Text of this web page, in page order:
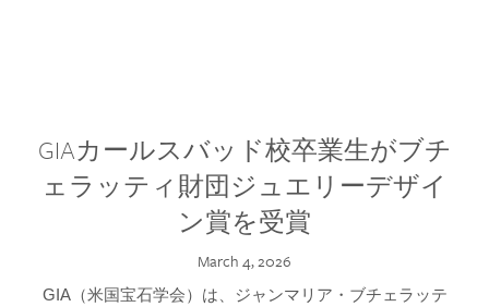
GIAカールスバッド校卒業生がブチ
ェラッティ財団ジュエリーデザイ
ン賞を受賞
March 4, 2026
GIA（米国宝石学会）は、ジャンマリア・ブチェラッテ